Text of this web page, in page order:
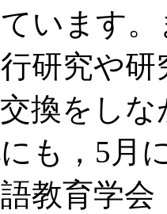
います
研究や
換をし
も，5月
教育学